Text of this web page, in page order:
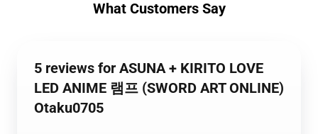
What Customers Say
5 reviews for ASUNA + KIRITO LOVE
LED ANIME 램프 (SWORD ART ONLINE)
Otaku0705